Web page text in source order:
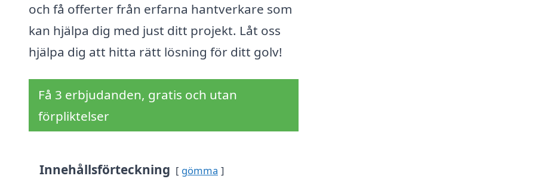
och få offerter från erfarna hantverkare som
kan hjälpa dig med just ditt projekt. Låt oss
hjälpa dig att hitta rätt lösning för ditt golv!
Få 3 erbjudanden, gratis och utan
förpliktelser
Innehållsförteckning gömma